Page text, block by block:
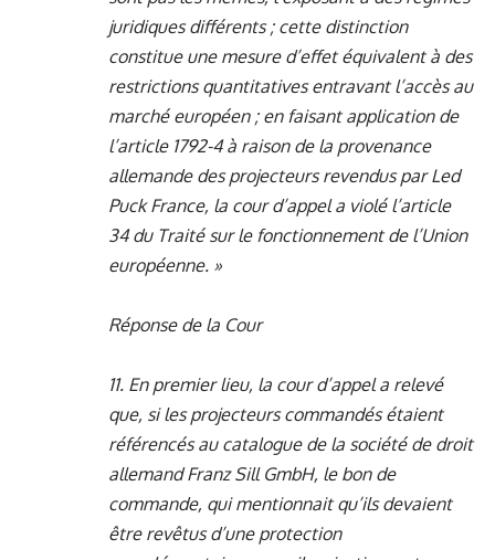
juridiques différents ; cette distinction
constitue une mesure d’effet équivalent à des
restrictions quantitatives entravant l’accès au
marché européen ; en faisant application de
l’article 1792-4 à raison de la provenance
allemande des projecteurs revendus par Led
Puck France, la cour d’appel a violé l’article
34 du Traité sur le fonctionnement de l’Union
européenne. »
Réponse de la Cour
11. En premier lieu, la cour d’appel a relevé
que, si les projecteurs commandés étaient
référencés au catalogue de la société de droit
allemand Franz Sill GmbH, le bon de
commande, qui mentionnait qu’ils devaient
être revêtus d’une protection